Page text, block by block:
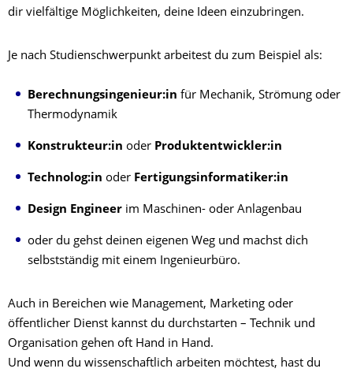
dir vielfältige Möglichkeiten, deine Ideen einzubringen.
Je nach Studienschwerpunkt arbeitest du zum Beispiel als:
Berechnungsingenieur:in für Mechanik, Strömung oder
Thermodynamik
Konstrukteur:in oder Produktentwickler:in
Technolog:in oder Fertigungsinformatiker:in
Design Engineer im Maschinen- oder Anlagenbau
oder du gehst deinen eigenen Weg und machst dich
selbstständig mit einem Ingenieurbüro.
Auch in Bereichen wie Management, Marketing oder
öffentlicher Dienst kannst du durchstarten – Technik und
Organisation gehen oft Hand in Hand.
Und wenn du wissenschaftlich arbeiten möchtest, hast du